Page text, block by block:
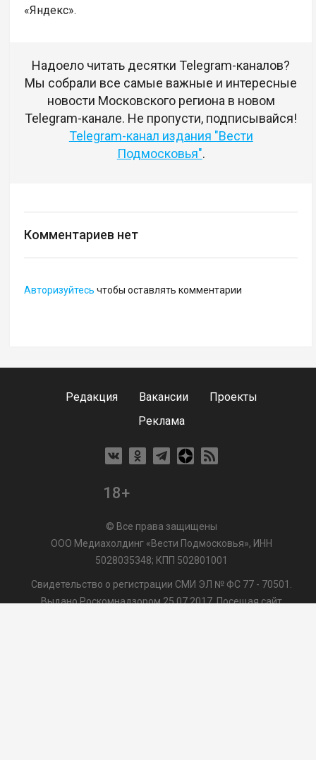
«Яндекс».
Надоело читать десятки Telegram-каналов?
Мы собрали все самые важные и интересные
новости Московского региона в новом
Telegram-канале. Не пропусти, подписывайся!
Telegram-канал издания "Вести
Подмосковья".
Комментариев нет
Авторизуйтесь чтобы оставлять комментарии
Редакция Вакансии
Проекты
Реклама
18+
© Все права защищены
ООО Медиахолдинг «Вести Подмосковья», ИНН
5028035348; КПП 502801001
Свидетельство о регистрации СМИ ЭЛ № ФС 77 - 70501.
Выдано Роскомнадзором 25.07.2017. Посещая сайт